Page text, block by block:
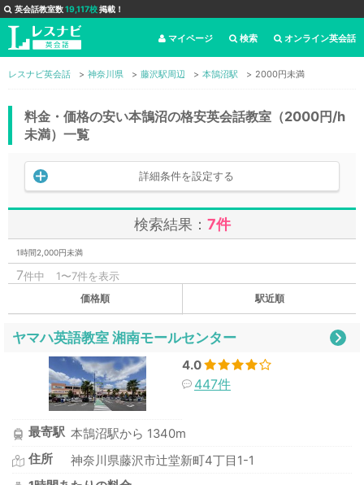
英会話教室数19,117校掲載！
オンライン英会話
検索
マイページ
レスナビ英会話 神奈川県 藤沢駅周辺 本鵠沼駅 2000円未満
料金・価格の安い本鵠沼の格安英会話教室（2000円/h
未満）一覧
詳細条件を設定する
検索結果： 7件
1時間2,000円未満
7件中 1〜7件を表示
価格順 駅近順
ヤマハ英語教室 湘南モールセンター
4.0
447件
最寄駅 本鵠沼駅から 1340m
住所
神奈川県藤沢市辻堂新町4丁目1-1